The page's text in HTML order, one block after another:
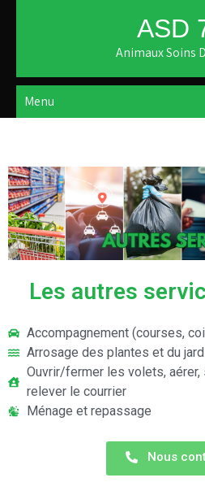
ASD
Animaux Soins
Menu
Les autres
Accompagnement (courses,
Arrosage des plantes et du
Ouvrir/fermer les volets,
relever le courrier
Ménage et repassage
Nous